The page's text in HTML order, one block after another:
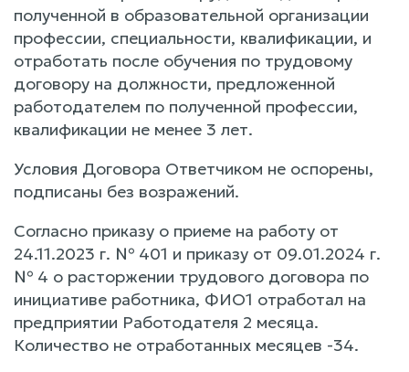
полученной в образовательной организации
профессии, специальности, квалификации, и
отработать после обучения по трудовому
договору на должности, предложенной
работодателем по полученной профессии,
квалификации не менее 3 лет.
Условия Договора Ответчиком не оспорены,
подписаны без возражений.
Согласно приказу о приеме на работу от
24.11.2023 г. № 401 и приказу от 09.01.2024 г.
№ 4 о расторжении трудового договора по
инициативе работника, ФИО1 отработал на
предприятии Работодателя 2 месяца.
Количество не отработанных месяцев -34.